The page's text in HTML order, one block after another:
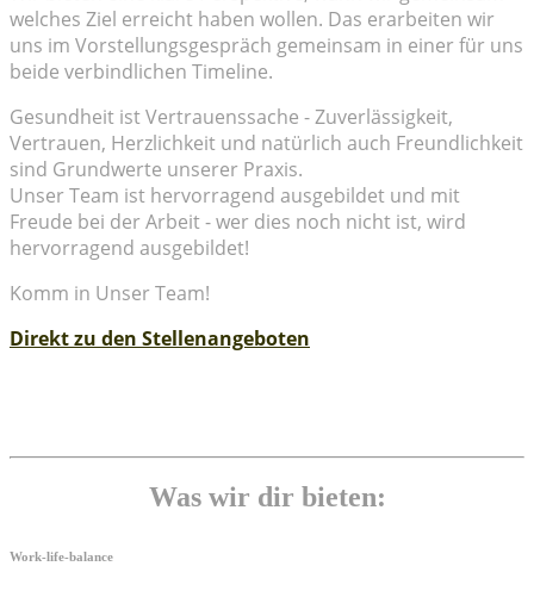
welches Ziel erreicht haben wollen. Das erarbeiten wir
uns im Vorstellungsgespräch gemeinsam in einer für uns
beide verbindlichen Timeline.
Gesundheit ist Vertrauenssache - Zuverlässigkeit,
Vertrauen, Herzlichkeit und natürlich auch Freundlichkeit
sind Grundwerte unserer Praxis.
Unser Team ist hervorragend ausgebildet und mit
Freude bei der Arbeit - wer dies noch nicht ist, wird
hervorragend ausgebildet!
Komm in Unser Team!
Direkt zu den Stellenangeboten
Was wir dir bieten:
Work-life-balance